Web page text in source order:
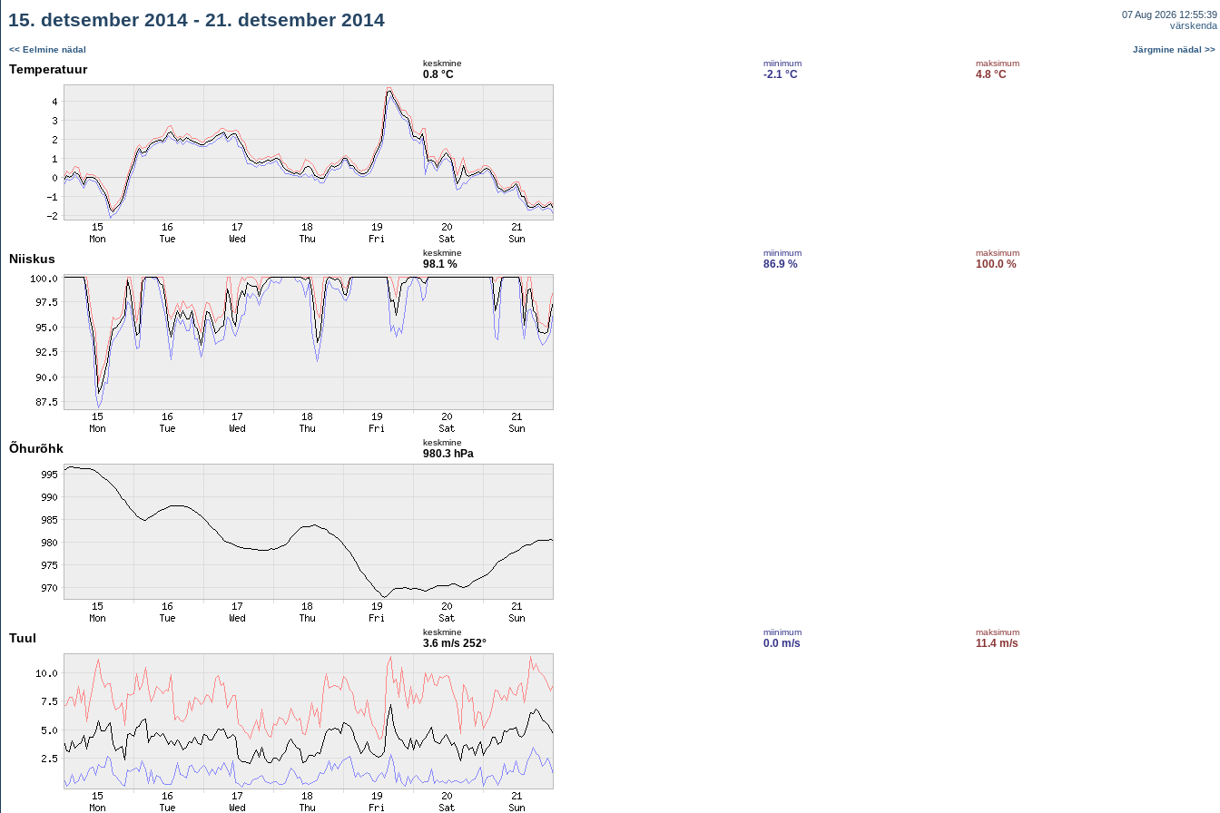
15. detsember 2014 - 21. detsember 2014
07 Aug 2026 12:55:39
värskenda
<< Eelmine nädal Järgmine nädal >>
Temperatuur keskmine
0.8 °C
miinimum
-2.1 °C
maksimum
4.8 °C
Niiskus keskmine
98.1 %
miinimum
86.9 %
maksimum
100.0 %
Õhurõhk keskmine
980.3 hPa
Tuul keskmine
3.6 m/s 252°
miinimum
0.0 m/s
maksimum
11.4 m/s